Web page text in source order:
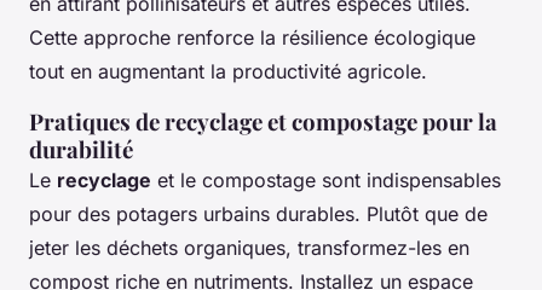
Cette approche renforce la résilience écologique
tout en augmentant la productivité agricole.
Pratiques de recyclage et compostage pour la
durabilité
Le recyclage et le compostage sont indispensables
pour des potagers urbains durables. Plutôt que de
jeter les déchets organiques, transformez-les en
compost riche en nutriments. Installez un espace